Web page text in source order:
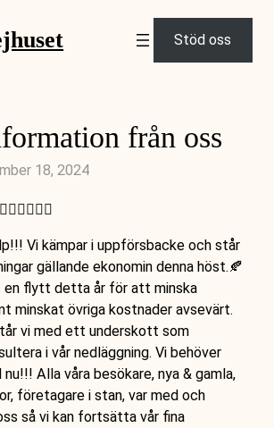
Stöd oss
från oss
18, 2024
Vi kämpar i uppförsbacke och står
gällande ekonomin denna höst.🍂
en flytt detta år för att minska
minskat övriga kostnader avsevärt.
vi med ett underskott som
i vår nedläggning. Vi behöver
Alla våra besökare, nya & gamla,
företagare i stan, var med och
så vi kan fortsätta vår fina